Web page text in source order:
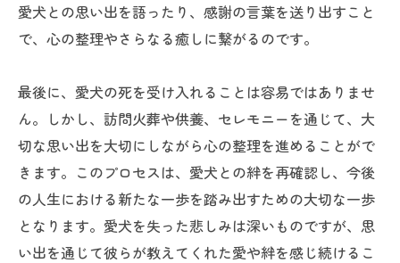
愛犬との思い出を語ったり、感謝の言葉を送り出すこと
で、心の整理やさらなる癒しに繋がるのです。
最後に、愛犬の死を受け入れることは容易ではありませ
ん。しかし、訪問火葬や供養、セレモニーを通じて、大
切な思い出を大切にしながら心の整理を進めることがで
きます。このプロセスは、愛犬との絆を再確認し、今後
の人生における新たな一歩を踏み出すための大切な一歩
となります。愛犬を失った悲しみは深いものですが、思
い出を通じて彼らが教えてくれた愛や絆を感じ続けるこ